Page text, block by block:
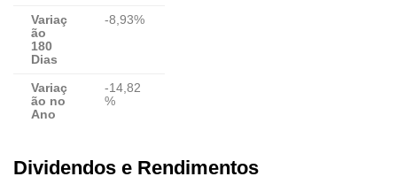
Variaç
ão
180
Dias
-8,93%
Variaç
ão no
Ano
-14,82
%
Dividendos e Rendimentos